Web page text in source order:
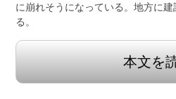
に崩れそうになっている。地方に
る。
本文を